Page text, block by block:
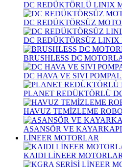
DC REDÜKTÖRLÜ LINIX
DC REDÜKTÖRSÜZ
DC REDÜKTÖRSÜZ LINIX
BRUSHLESS DC
DC HAVA VE SIVI
PLANET REDÜKTÖRLÜ
HAVUZ TEMİZLEME
ASANSÖR VE
LİNEER MOTORLAR
KAIDI LİNEER MOTORLAR